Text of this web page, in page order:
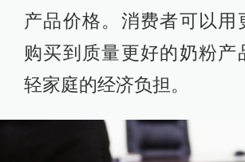
产品价格。消费者可以用
购买到质量更好的奶粉产
轻家庭的经济负担。